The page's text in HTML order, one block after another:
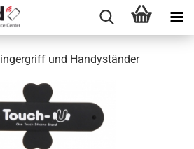
und Handyständer